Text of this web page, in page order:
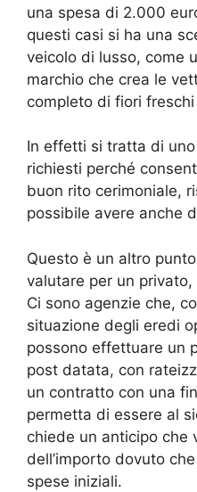
una spesa di 2.000
questi casi si ha una
veicolo di lusso, come
marchio che crea le
completo di fiori
In effetti si tratta di
richiesti perché
buon rito cerimoniale,
possibile avere anche
Questo è un altro
valutare per un
Ci sono agenzie che,
situazione degli eredi
possono effettuare un
post datata, con
un contratto con una
permetta di essere al
chiede un anticipo che
dell’importo dovuto
spese iniziali.